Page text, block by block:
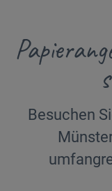
Besuchen